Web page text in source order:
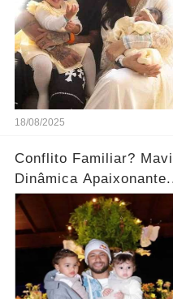
18/08/2025
Conflito Familiar?
Dinâmica